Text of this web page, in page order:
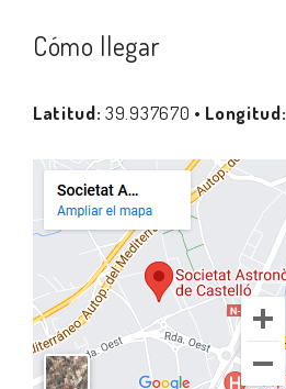
Cómo llegar
Latitud: 39.937670 • Longitud: